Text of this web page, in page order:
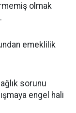
olmak
emeklilik
sorunu
engel hali